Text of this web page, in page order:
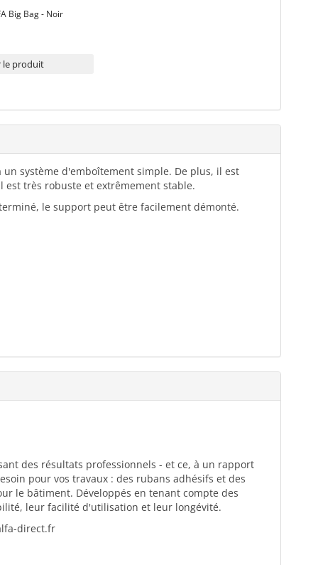
Big Bag - Noir
le produit
système d'emboîtement simple. De plus, il est
est très robuste et extrêmement stable.
le support peut être facilement démonté.
des résultats professionnels - et ce, à un rapport
pour vos travaux : des rubans adhésifs et des
le bâtiment. Développés en tenant compte des
leur facilité d'utilisation et leur longévité.
direct.fr